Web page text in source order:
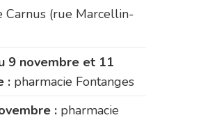
Carnus (rue Marcellin-
9 novembre et 11
: pharmacie Fontanges
: pharmacie